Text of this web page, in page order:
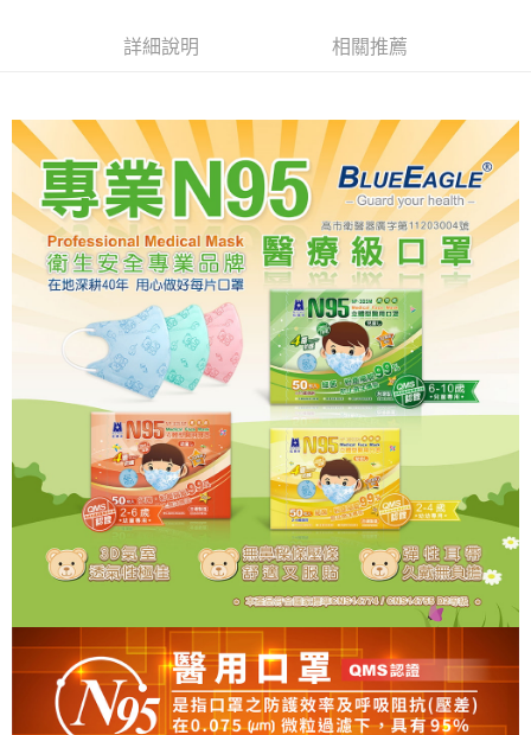
【大哥付你分期使用說明】
1.本服務由台灣大哥大提供，台灣大哥大用戶可立即使用無須另外申請。
2.付款方式選擇「大哥付你分期」，訂單成立後會自動跳轉到大哥付的交易
流程，驗證手機門號後，選擇欲分期的期數、繳款截止日，確認付款後即完
成交易。
3.實際核准額度、可分期數及費用金額請依後續交易確認頁面所載為準。
4.訂單成立30分鐘內，如未前往確認交易或遇審核未通過，訂單將自動取
消。如遇「轉專審核」未通過狀況，表示未達大哥付你分期系統評分，恕無
法說明評估內容。
【繳款方式說明】
1.分期款項不併入電信帳單，「大哥付你分期」於每月結算日後寄送繳費提
醒簡訊。
2.透過簡訊連結打開帳單後，可選擇「超商條碼／台灣大直營門市／銀行轉
帳／街口支付／iPASS MONEY」等通路繳費。
【注意事項】
1.本服務係由「台灣大哥大股份有限公司」（以下簡稱本公司）所提供，讓
用戶於交易時，得透過本服務購買商品或服務，並由商店將買賣／分期付款
買賣價金債權讓與本公司後，依約使用本公司帳單繳交帳款。
2.基於同意付款使用「大哥付你分期」之契約關係目的，商店將以您的個人
資料（包含姓名、電話或地址）提供予台灣大哥大進項蒐集、處理及利用，
由本公司與您本人進行分期帳單所需資料之確認、核對及更正。
3.完整用戶服務條款，請詳閱以下連結：https://oppay.tw/userRule
AFTEE先享後付
相關說明
【關於「AFTEE先享後付」】
AFTEE先享後付是「在收到商品之後才付款」的支付方式。 讓您購物簡單
便利好安心！
１．簡單：不需註冊會員、不需綁卡、不需儲值。
２．便利：只要手機號碼，簡訊認證，即可結帳。
３．安心：先確認商品／服務後，再付款。
【「AFTEE先享後付」結帳流程】
１．於結帳方式選擇「AFTEE先享後付」後，將跳轉至「AFTEE先享後付」
結帳頁面，進行簡訊認證並確認金額後，即可完成結帳。
２．訂單成立數日內，您將收到繳費通知簡訊。
３．收到繳費通知簡訊後14天內，點擊此簡訊中的連結，可透過四大超商／
ATM／網路銀行／等多元方式進行付款，方視為交易完成。
※ 請注意：結帳手續完成當下不需立刻繳費，但若您需要取消訂單，請聯絡
購買商品的店家。未經商家同意取消之訂單仍視為有效，需透過AFTEE先享
後付繳納相關費用。
※ 交易是否成功請以「AFTEE先享後付 」之結帳頁面顯示為準，若有關於
是否繳費成功／繳費後需取消欲退款等相關疑問，請聯繫「AFTEE先享後付
https://netprotections.freshdesk.com/support/home
１．透過由恩沛科技股份有限公司提供之「AFTEE先享後付」服務完成之交
易，需依本服務之必要範圍內提供個人資料，並將交易相關給付款項請求債
權轉讓予恩沛科技股份有限公司。
２．關於個人資料處理事宜，請瀏覽以下網址：
ATM付款
運送方式
免運優惠
免運費
詳細說明 相關推薦